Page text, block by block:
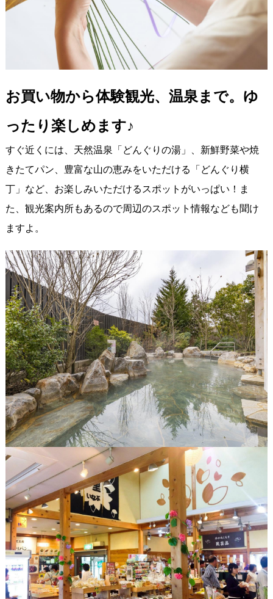
お買い物から体験観光、温泉まで。ゆ
ったり楽しめます♪
すぐ近くには、天然温泉「どんぐりの湯」、新鮮野菜や焼
きたてパン、豊富な山の恵みをいただける「どんぐり横
丁」など、お楽しみいただけるスポットがいっぱい！ま
た、観光案内所もあるので周辺のスポット情報なども聞け
ますよ。